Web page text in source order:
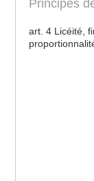
Principes
art. 4 Licéité,